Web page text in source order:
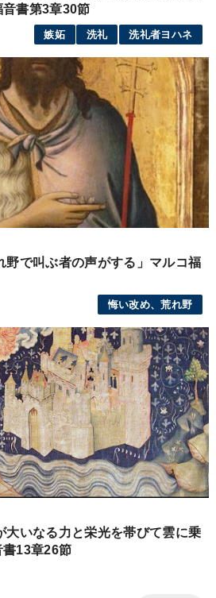
書第3章30節
嫉妬 洗礼 洗礼者ヨハネ
野で叫ぶ者の声がする」マルコ福
悔い改め、荒れ野
大いなる力と栄光を帯びて雲に乗
書13章26節